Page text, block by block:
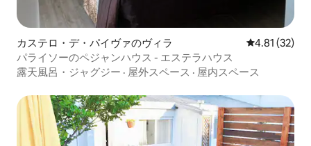
カステロ・デ・パイヴァのヴィラ レビュー32
4.81 (32)
パライソーのペジャンハウス - エステラハウス
露天風呂・ジャグジー · 屋外スペース · 屋内スペース